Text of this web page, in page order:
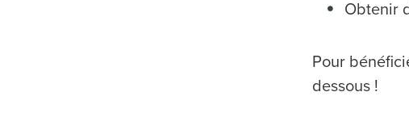
Obtenir
Pour
dessous !